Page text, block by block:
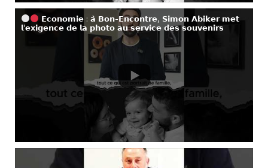
𝗘𝗰𝗼𝗻𝗼𝗺𝗶𝗲 : 𝗮̀ 𝗕𝗼𝗻-𝗘𝗻𝗰𝗼𝗻𝘁𝗿𝗲, 𝗦𝗶𝗺𝗼𝗻 𝗔𝗯𝗶𝗸𝗲𝗿 𝗺𝗲𝘁
𝗹’𝗲𝘅𝗶𝗴𝗲𝗻𝗰𝗲 𝗱𝗲 𝗹𝗮 𝗽𝗵𝗼𝘁𝗼 𝗮𝘂 𝘀𝗲𝗿𝘃𝗶𝗰𝗲 𝗱𝗲𝘀 𝘀𝗼𝘂𝘃𝗲𝗻𝗶𝗿𝘀